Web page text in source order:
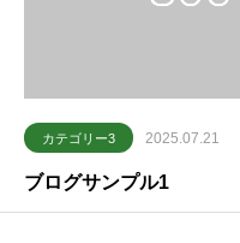
カテゴリー3 2025.07.21
ブログサンプル1